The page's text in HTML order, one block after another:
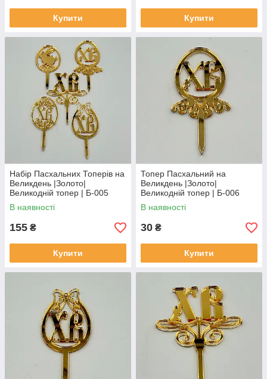
Купити Купити
Набір Пасхальних Топерів на
Великдень |Золото|
Великодній топер | Б-005
В наявності
155 ₴
Купити
Топер Пасхальний на
Великдень |Золото|
Великодній топер | Б-006
В наявності
30 ₴
Купити